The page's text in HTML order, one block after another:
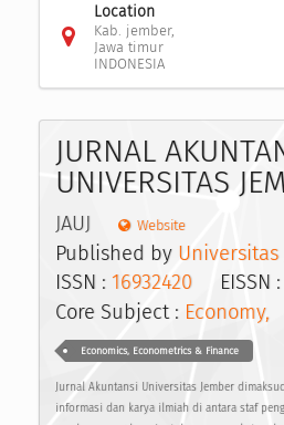
Location
Kab. jember,
Jawa timur
INDONESIA
JURNAL
UNIVERSITAS
JAUJ Website
Published by Universitas
ISSN : 16932420 EISSN :
Core Subject : Economy,
Economics, Econometrics & Finance
Jurnal Akuntansi Universitas Jember
informasi dan karya ilmiah di antara staf